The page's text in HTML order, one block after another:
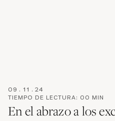
09 . 11 . 24
TIEMPO DE LECTURA: 00 MIN
En el abrazo a los